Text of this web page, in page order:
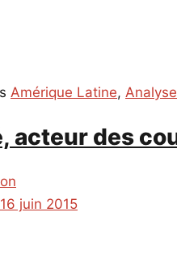
Amérique Latine,
acteur des
16 juin 2015